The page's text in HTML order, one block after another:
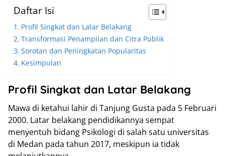
Daftar Isi
Profil Singkat dan Latar Belakang
Transformasi Penampilan dan Citra Publik
Sorotan dan Peningkatan Popularitas
Kesimpulan
Profil Singkat dan Latar Belakang
Mawa di ketahui lahir di Tanjung Gusta pada 5 Februari
2000. Latar belakang pendidikannya sempat
menyentuh bidang Psikologi di salah satu universitas
di Medan pada tahun 2017, meskipun ia tidak